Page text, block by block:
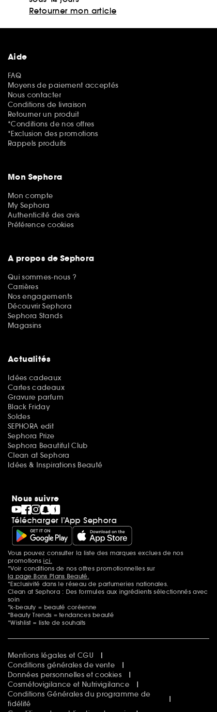
Retourner mon article
Aide
FAQ
Moyens de paiement acceptés
Nous contacter
Conditions de livraison
Retourner un produit
*Conditions de nos offres
*Exclusion des promotions
Rappels produits
Mon Sephora
Mon compte
My Sephora
Authenticité des avis
Préférence cookies
A propos de Sephora
Qui sommes-nous ?
Carrières
Nos engagements
Découvrir Sephora
Sephora Stands
Magasins
Actualités
Idées cadeaux
Cartes cadeaux
Gravure parfum
Black Friday
Soldes
SEPHORA edit
Sephora Prize
Sephora Beautiful Club
Clean at Sephora
Idées & Inspirations Beauté
Nous suivre
Télécharger l’App Sephora
Mentions additionnelles
Vous pouvez consulter la liste des marques exclues de nos
promotionsici.
*Voir conditions de nos offres promotionnelles sur
la page Bons Plans Beauté.
*Exclusivité dans le réseau de parfumeries nationales.
Clean at Sephora : Des formules aux ingrédients sélectionnés avec
soin
*k-beauty = beauté coréenne
*Beauty Trends = tendances beauté
*Wishlist = liste de souhaits
Mentions légales et CGU
Conditions générales de vente
Données personnelles et cookies
Cosmétovigilance et Nutrivigilance
Conditions Générales du programme de
fidélité